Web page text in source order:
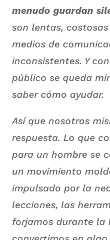
menudo guardan
son lentas,
medios de
inconsistentes. Y
público se queda
saber cómo ayudar.
Así que nosotros
respuesta. Lo que
para un hombre se
un movimiento
impulsado por la
lecciones, las
forjamos durante la